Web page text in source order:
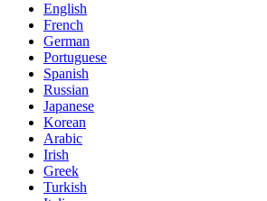
English
French
German
Portuguese
Spanish
Russian
Japanese
Korean
Arabic
Irish
Greek
Turkish